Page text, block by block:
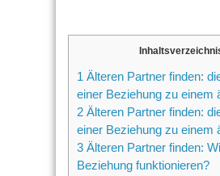
1 Älteren Partner finden:
einer Beziehung zu einem
2 Älteren Partner finden:
einer Beziehung zu einem
3 Älteren Partner finden:
Beziehung funktionieren?